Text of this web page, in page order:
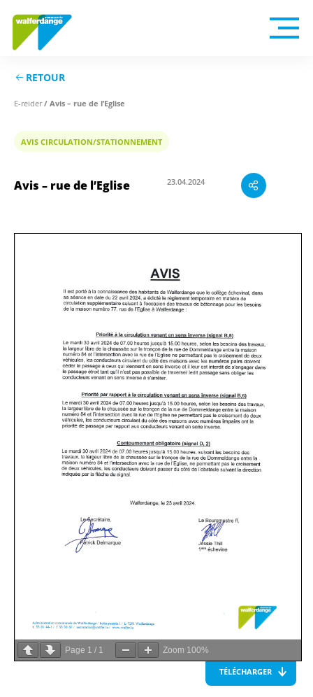
RETOUR
E-reider/ Avis – rue de l’Eglise
AVIS CIRCULATION/STATIONNEMENT
Avis – rue de l’Eglise 23.04.2024
Page 1 / 1 Zoom 100%
TÉLÉCHARGER